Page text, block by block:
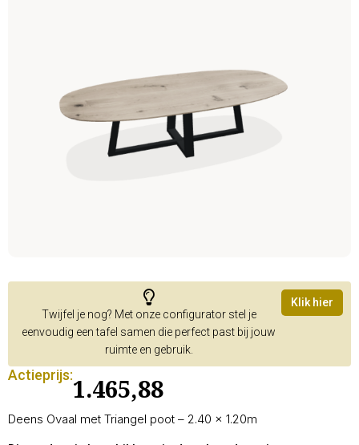
Twijfel je nog? Met onze configurator stel je
eenvoudig een tafel samen die perfect past bij jouw
ruimte en gebruik.
Klik hier
Actieprijs:
1.465,88
Deens Ovaal met Triangel poot – 2.40 × 1.20m